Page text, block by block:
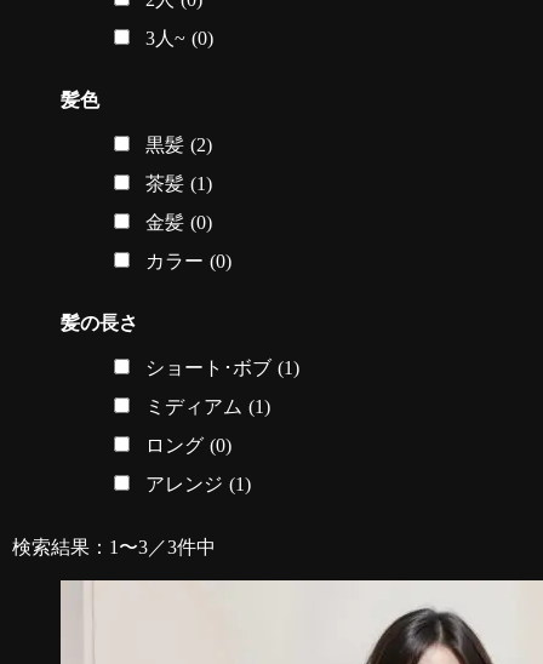
3人~ (0)
髪色
黒髪 (2)
茶髪 (1)
金髪 (0)
カラー (0)
髪の長さ
ショート･ボブ (1)
ミディアム (1)
ロング (0)
アレンジ (1)
検索結果：1〜3／3件中